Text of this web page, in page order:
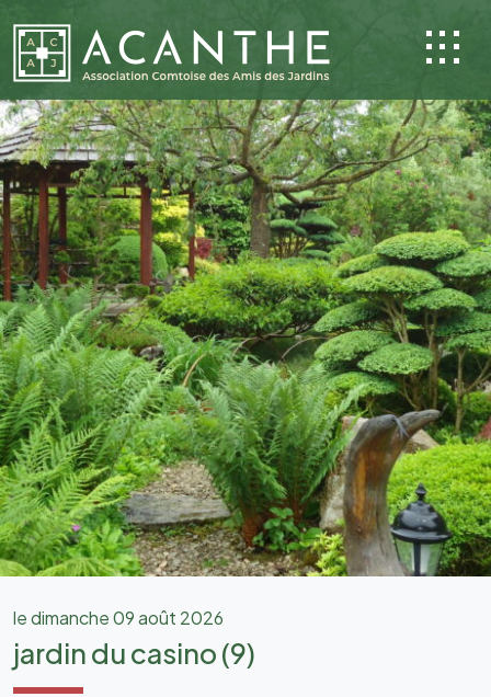
le dimanche 09 août 2026
jardin du casino (9)